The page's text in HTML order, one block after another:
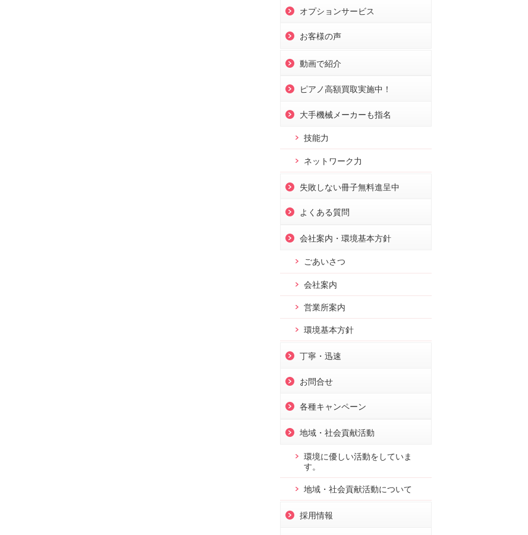
オプションサービス
お客様の声
動画で紹介
ピアノ高額買取実施中！
大手機械メーカーも指名
技能力
ネットワーク力
失敗しない冊子無料進呈中
よくある質問
会社案内・環境基本方針
ごあいさつ
会社案内
営業所案内
環境基本方針
丁寧・迅速
お問合せ
各種キャンペーン
地域・社会貢献活動
環境に優しい活動をしていま
す。
地域・社会貢献活動について
採用情報